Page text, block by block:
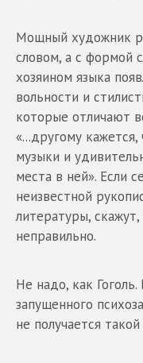
Мощный художник
словом, а с формой
хозяином языка
вольности и
которые отличают
«...другому
музыки и
места в ней». Если
неизвестной
литературы,
неправильно.
Не надо, как
запущенного
не получается